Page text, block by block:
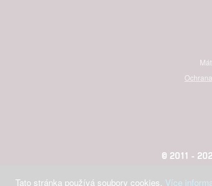
Tato stránka používá soubory cookies. Více
© 2011 -